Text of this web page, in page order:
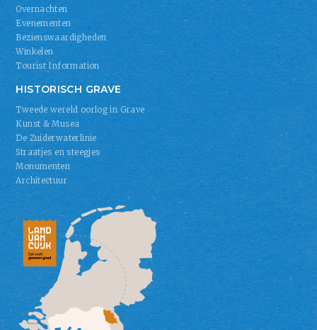
Overnachten
Evenementen
Bezienswaardigheden
Winkelen
Tourist Information
HISTORISCH GRAVE
Tweede wereld oorlog in Grave
Kunst & Musea
De Zuiderwaterlinie
Straatjes en steegjes
Monumenten
Architectuur